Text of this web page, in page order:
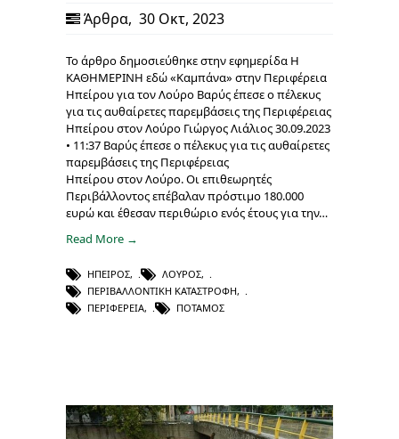
Άρθρα, 30 Οκτ, 2023
Το άρθρο δημοσιεύθηκε στην εφημερίδα Η
ΚΑΘΗΜΕΡΙΝΗ εδώ «Καμπάνα» στην Περιφέρεια
Ηπείρου για τον Λούρο Βαρύς έπεσε ο πέλεκυς
για τις αυθαίρετες παρεμβάσεις της Περιφέρειας
Ηπείρου στον Λούρο Γιώργος Λιάλιος 30.09.2023
• 11:37 Βαρύς έπεσε ο πέλεκυς για τις αυθαίρετες
παρεμβάσεις της Περιφέρειας
Ηπείρου στον Λούρο. Οι επιθεωρητές
Περιβάλλοντος επέβαλαν πρόστιμο 180.000
ευρώ και έθεσαν περιθώριο ενός έτους για την…
Read More →
ΉΠΕΙΡΟΣ, ΛΟΎΡΟΣ,
ΠΕΡΙΒΑΛΛΟΝΤΙΚΉ ΚΑΤΑΣΤΡΟΦΉ,
ΠΕΡΙΦΈΡΕΙΑ, ΠΟΤΑΜΌΣ